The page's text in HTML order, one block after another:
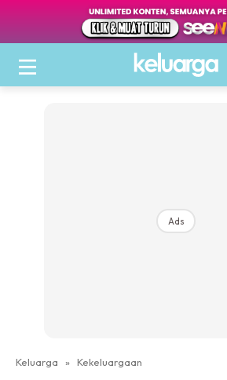
Ads
Keluarga » Kekeluargaan